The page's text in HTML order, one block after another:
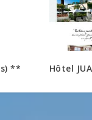
** Hôtel